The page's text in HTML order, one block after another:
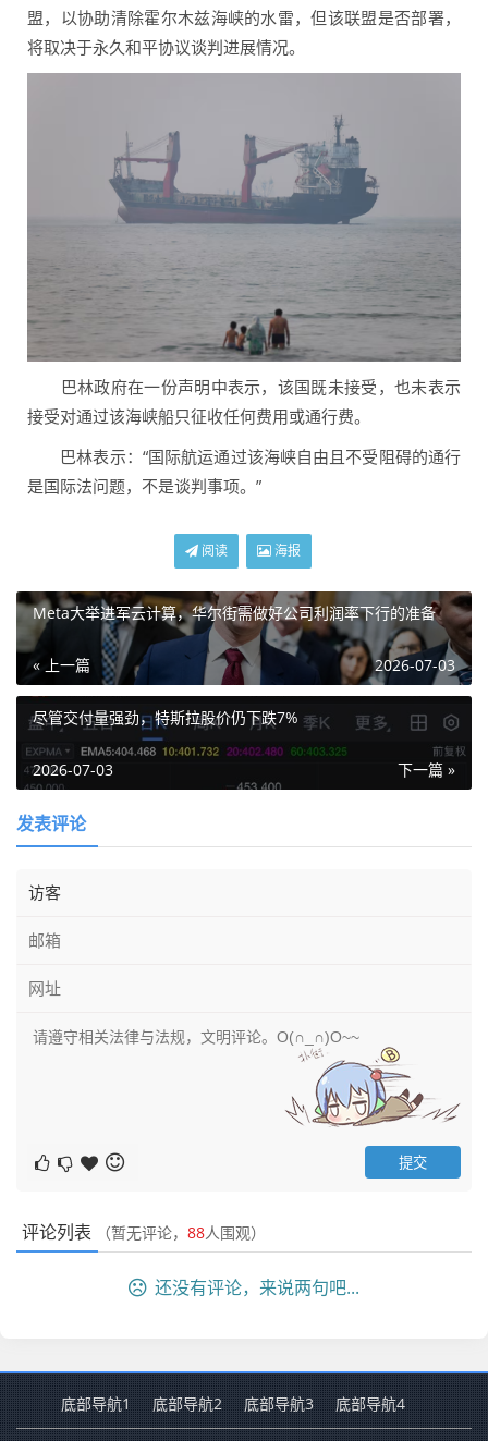
盟，以协助清除霍尔木兹海峡的水雷，但该联盟是否部署，
将取决于永久和平协议谈判进展情况。
巴林政府在一份声明中表示，该国既未接受，也未表示
接受对通过该海峡船只征收任何费用或通行费。
巴林表示：“国际航运通过该海峡自由且不受阻碍的通行
是国际法问题，不是谈判事项。”
阅读 海报
Meta大举进军云计算，华尔街需做好公司利润率下行的准备
« 上一篇 2026-07-03
尽管交付量强劲，特斯拉股价仍下跌7%
下一篇 »
2026-07-03
发表评论
评论列表 （暂无评论， 88人围观）
还没有评论，来说两句吧...
底部导航1 底部导航2 底部导航3 底部导航4